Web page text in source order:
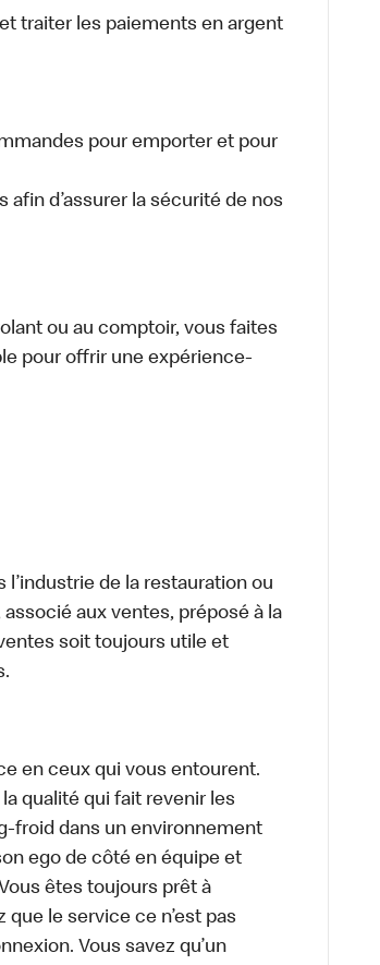
traiter les paiements en argent
pour emporter et pour
d’assurer la sécurité de nos
ou au comptoir, vous faites
pour offrir une expérience-
de la restauration ou
aux ventes, préposé à la
soit toujours utile et
en ceux qui vous entourent.
qualité qui fait revenir les
froid dans un environnement
ego de côté en équipe et
êtes toujours prêt à
le service ce n’est pas
Vous savez qu’un